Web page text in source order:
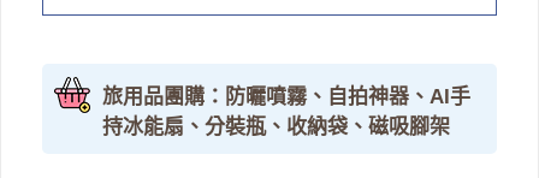
旅用品團購：防曬噴霧、自拍神器、AI手
持冰能扇、分裝瓶、收納袋、磁吸腳架